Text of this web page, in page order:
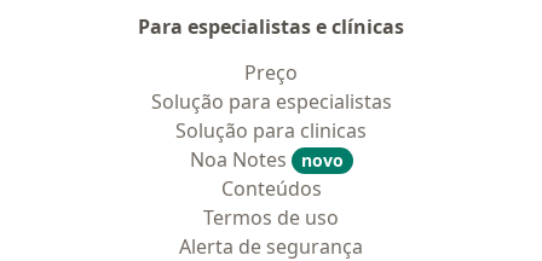
Para especialistas e clínicas
Preço
Solução para especialistas
Solução para clinicas
Noa Notes
novo
Conteúdos
Termos de uso
Alerta de segurança